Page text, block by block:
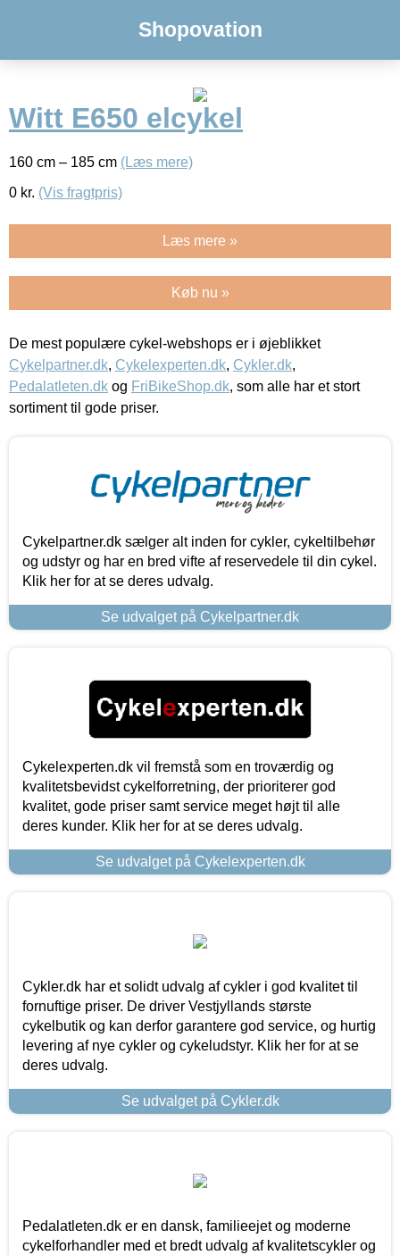
Shopovation
Witt E650 elcykel
160 cm – 185 cm (Læs mere)
0 kr. (Vis fragtpris)
Læs mere »
Køb nu »
De mest populære cykel-webshops er i øjeblikket
Cykelpartner.dk, Cykelexperten.dk, Cykler.dk,
Pedalatleten.dk og FriBikeShop.dk, som alle har et stort
sortiment til gode priser.
Cykelpartner.dk sælger alt inden for cykler, cykeltilbehør
og udstyr og har en bred vifte af reservedele til din cykel.
Klik her for at se deres udvalg.
Se udvalget på Cykelpartner.dk
Cykelexperten.dk vil fremstå som en troværdig og
kvalitetsbevidst cykelforretning, der prioriterer god
kvalitet, gode priser samt service meget højt til alle
deres kunder. Klik her for at se deres udvalg.
Se udvalget på Cykelexperten.dk
Cykler.dk har et solidt udvalg af cykler i god kvalitet til
fornuftige priser. De driver Vestjyllands største
cykelbutik og kan derfor garantere god service, og hurtig
levering af nye cykler og cykeludstyr. Klik her for at se
deres udvalg.
Se udvalget på Cykler.dk
Pedalatleten.dk er en dansk, familieejet og moderne
cykelforhandler med et bredt udvalg af kvalitetscykler og